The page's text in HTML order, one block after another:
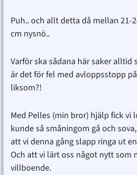
Puh.. och allt detta då mellan 21-
cm nysnö..
Varför ska sådana här saker alltid
är det för fel med avloppsstopp
liksom?!
Med Pelles (min bror) hjälp fick vi
kunde så småningom gå och
att vi denna gång slapp ringa ut
Och att vi lärt oss något nytt som
villboende.